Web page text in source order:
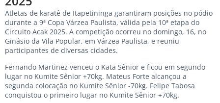
Atletas de karatê de Itapetininga garantiram posições no pódio
durante a 9ª Copa Várzea Paulista, válida pela 10ª etapa do
Circuito Acak 2025. A competição ocorreu no domingo, 16, no
Ginásio da Vila Popular, em Várzea Paulista, e reuniu
participantes de diversas cidades.
Fernando Martinez venceu o Kata Sênior e ficou em segundo
lugar no Kumite Sênior +70kg. Mateus Forte alcançou a
segunda colocação no Kumite Sênior -70kg. Felipe Tabosa
conquistou o primeiro lugar no Kumite Sênior +70kg.